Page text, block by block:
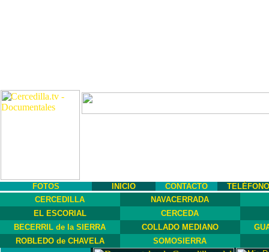
FOTOS INICIO CONTACTO
CERCEDILLA
NAVACERRADA
EL ESCORIAL
CERCEDA
BECERRIL de la SIERRA
COLLADO MEDIANO
ROBLEDO de CHAVELA
SOMOSIERRA